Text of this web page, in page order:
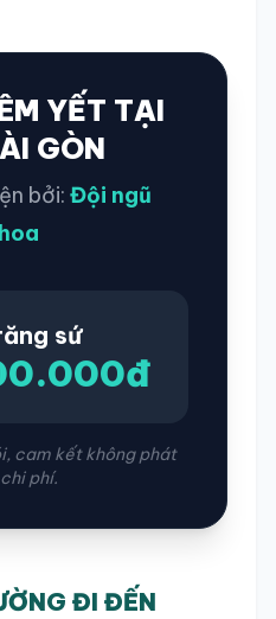
YẾT TẠI
GÒN
bởi: Đội ngũ
sứ
cam kết không phát
phí.
ĐI ĐẾN